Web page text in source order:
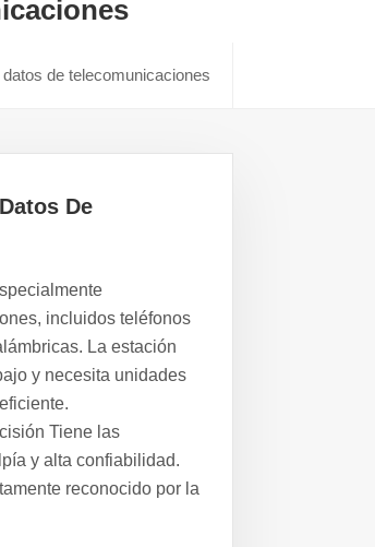
de telecomunicaciones
De
incluidos teléfonos
La estación
y necesita unidades
Tiene las
y alta confiabilidad.
reconocido por la